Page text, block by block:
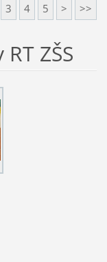
3 4 5 > >>
ZŠS